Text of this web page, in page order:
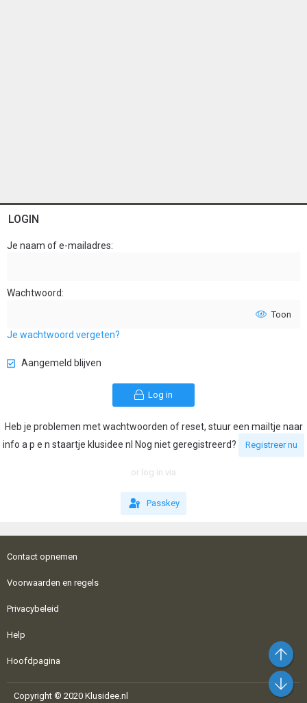
LOGIN
Je naam of e-mailadres
Wachtwoord
Toon
Je wachtwoord vergeten?
Aangemeld blijven
Log in
Heb je problemen met wachtwoorden of reset, stuur een mailtje naar
info a p e n staartje klusidee nl Nog niet geregistreerd?
Registreer nu
or log in via
Passkey
Contact opnemen
Voorwaarden en regels
Privacybeleid
Help
Hoofdpagina
Copyright © 2020 Klusidee.nl